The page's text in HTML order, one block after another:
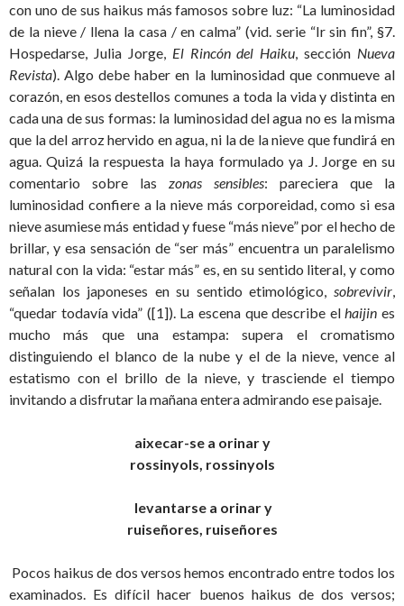
con uno de sus haikus más famosos sobre luz: “La luminosidad
de la nieve / llena la casa / en calma” (vid. serie “Ir sin fin”, §7.
Hospedarse, Julia Jorge, El Rincón del Haiku, sección Nueva
Revista). Algo debe haber en la luminosidad que conmueve al
corazón, en esos destellos comunes a toda la vida y distinta en
cada una de sus formas: la luminosidad del agua no es la misma
que la del arroz hervido en agua, ni la de la nieve que fundirá en
agua. Quizá la respuesta la haya formulado ya J. Jorge en su
comentario sobre las zonas sensibles: pareciera que la
luminosidad confiere a la nieve más corporeidad, como si esa
nieve asumiese más entidad y fuese “más nieve” por el hecho de
brillar, y esa sensación de “ser más” encuentra un paralelismo
natural con la vida: “estar más” es, en su sentido literal, y como
señalan los japoneses en su sentido etimológico, sobrevivir,
“quedar todavía vida” ([1]). La escena que describe elhaijines
mucho más que una estampa: supera el cromatismo
distinguiendo el blanco de la nube y el de la nieve, vence al
estatismo con el brillo de la nieve, y trasciende el tiempo
invitando a disfrutar la mañana entera admirando ese paisaje.
aixecar-se a orinar y
rossinyols, rossinyols
levantarse a orinar y
ruiseñores, ruiseñores
Pocos haikus de dos versos hemos encontrado entre todos los
examinados. Es difícil hacer buenos haikus de dos versos;